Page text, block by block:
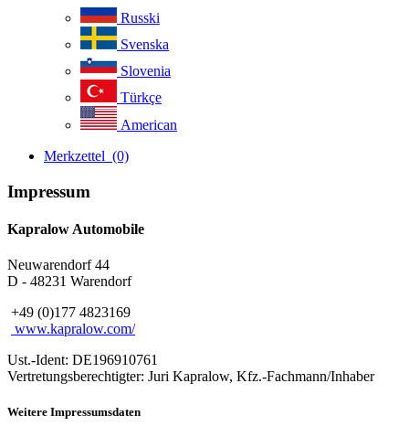
Russki
Svenska
Slovenia
Türkçe
American
Merkzettel (0)
Impressum
Kapralow Automobile
Neuwarendorf 44
D - 48231 Warendorf
+49 (0)177 4823169
www.kapralow.com/
Ust.-Ident: DE196910761
Vertretungsberechtigter: Juri Kapralow, Kfz.-Fachmann/Inhaber
Weitere Impressumsdaten